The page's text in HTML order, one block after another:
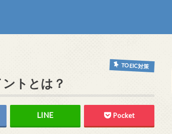
TOEIC対策
ントとは？
Pocket